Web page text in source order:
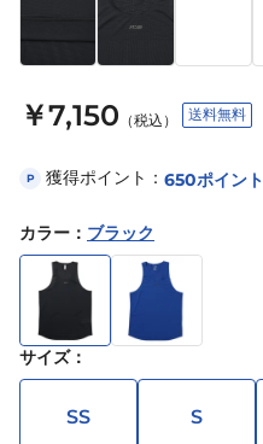
￥7,150 （税込） 送料無料
P 獲得ポイント： 650ポイント
カラー ： ブラック
サイズ：
SS S